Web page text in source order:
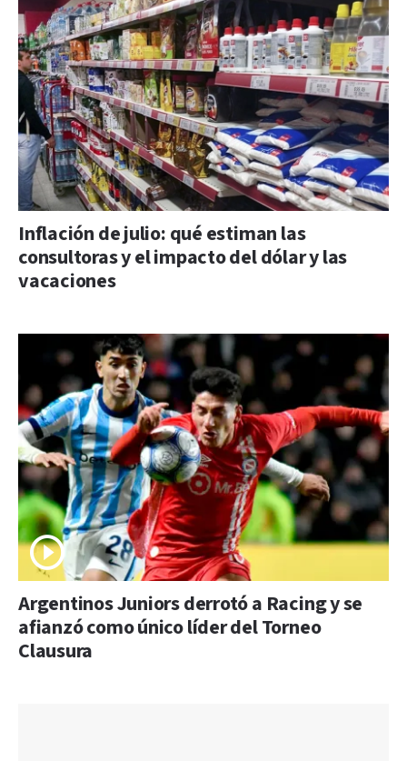
Inflación de julio: qué estiman las
consultoras y el impacto del dólar y las
vacaciones
Argentinos Juniors derrotó a Racing y se
afianzó como único líder del Torneo
Clausura